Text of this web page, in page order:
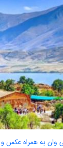
وان به همراه عکس